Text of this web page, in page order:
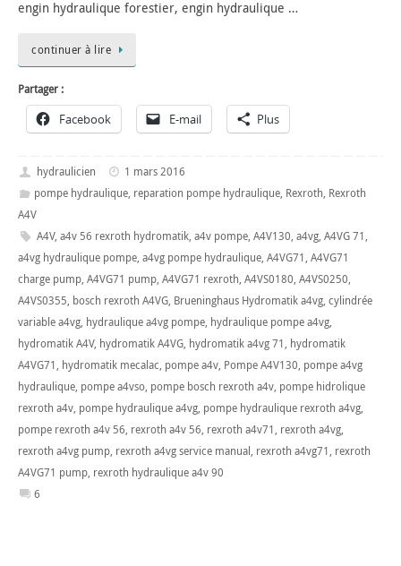
engin hydraulique forestier, engin hydraulique …
continuer à lire
Partager :
Facebook E-mail Plus
hydraulicien
1 mars 2016
pompe hydraulique, reparation pompe hydraulique, Rexroth, Rexroth
A4V
A4V, a4v 56 rexroth hydromatik, a4v pompe, A4V130, a4vg, A4VG 71,
a4vg hydraulique pompe, a4vg pompe hydraulique, A4VG71, A4VG71
charge pump, A4VG71 pump, A4VG71 rexroth, A4VS0180, A4VS0250,
A4VS0355, bosch rexroth A4VG, Brueninghaus Hydromatik a4vg, cylindrée
variable a4vg, hydraulique a4vg pompe, hydraulique pompe a4vg,
hydromatik A4V, hydromatik A4VG, hydromatik a4vg 71, hydromatik
A4VG71, hydromatik mecalac, pompe a4v, Pompe A4V130, pompe a4vg
hydraulique, pompe a4vso, pompe bosch rexroth a4v, pompe hidrolique
rexroth a4v, pompe hydraulique a4vg, pompe hydraulique rexroth a4vg,
pompe rexroth a4v 56, rexroth a4v 56, rexroth a4v71, rexroth a4vg,
rexroth a4vg pump, rexroth a4vg service manual, rexroth a4vg71, rexroth
A4VG71 pump, rexroth hydraulique a4v 90
6